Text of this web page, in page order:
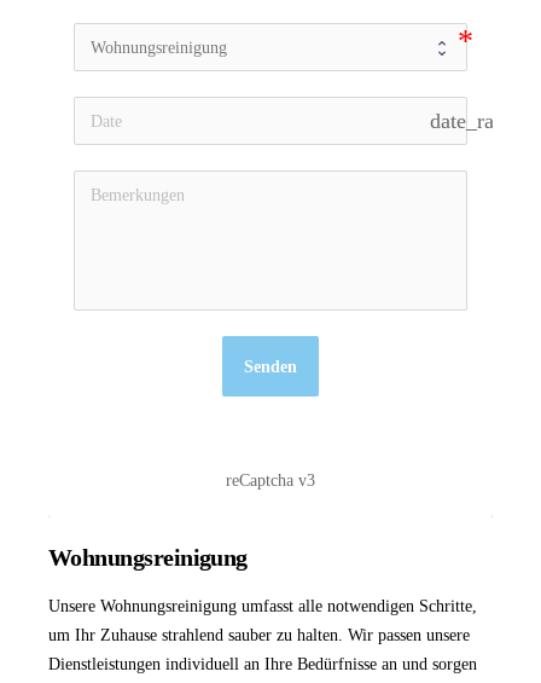
date_range
Senden
reCaptcha v3
Wohnungsreinigung
Unsere Wohnungsreinigung umfasst alle notwendigen Schritte,
um Ihr Zuhause strahlend sauber zu halten. Wir passen unsere
Dienstleistungen individuell an Ihre Bedürfnisse an und sorgen